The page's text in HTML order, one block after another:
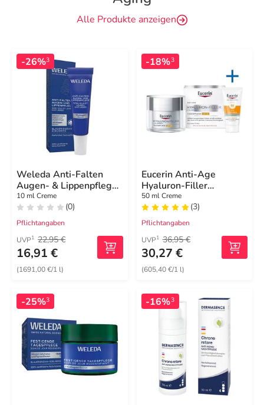
Alle Produkte anzeigen
-26%3
Weleda Anti-Falten
Augen- & Lippenpflege
blauer Enzian &
Edelweiss
10 ml Creme
(0)
Pflichtangaben
UVP1 22,95 €
16,91 €
(1691,00 €/1 l)
-18%3
Eucerin Anti-Age
Hyaluron-Filler
Tagespflege LSF 30
50 ml Creme
(3)
Pflichtangaben
UVP1 36,95 €
30,27 €
(605,40 €/1 l)
-25%3 -16%3